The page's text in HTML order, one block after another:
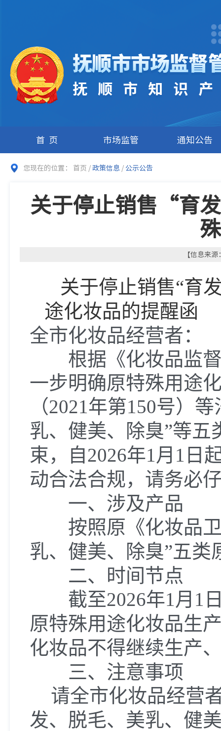
首页 市场监管 通知公告
您现在的位置： 首页 /政策信息 / 公示公告
关于停止销售“育
【信息来
关于停止销售“育
途化妆品的提醒函
全市化妆品经营者：
根据《化妆品监督
一步明确原特殊用途
（2021年第150号） 等
乳、健美、除臭”等五
束，自2026年1月1日
动合法合规，请务必
一、涉及产品
按照原《化妆品卫
乳、健美、除臭”五
二、时间节点
截至2026年1月1
原特殊用途化妆品生
化妆品不得继续生产
三、注意事项
请全市化妆品经营
发、脱毛、美乳、健